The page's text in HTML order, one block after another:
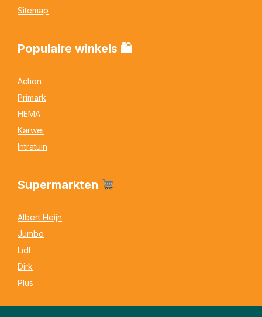
Sitemap
Populaire winkels 🛍
Action
Primark
HEMA
Karwei
Intratuin
Supermarkten
Albert Heijn
Jumbo
Lidl
Dirk
Plus